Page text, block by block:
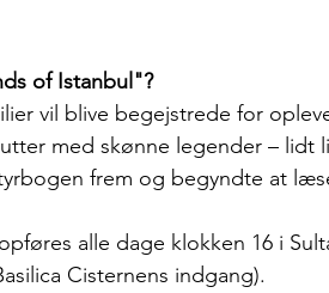
of Istanbul"?
vil blive begejstrede for
med skønne legender – lidt
frem og begyndte at
alle dage klokken 16 i
Cisternens indgang).